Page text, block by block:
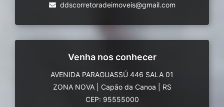
ddscorretoradeimoveis@gmail.com
Venha nos conhecer
AVENIDA PARAGUASSÚ 446 SALA 01
ZONA NOVA
Capão da Canoa
RS
CEP: 95555000